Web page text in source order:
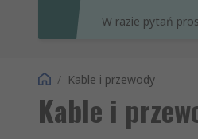
W razie pytań
/ Kable i przewody
Kable i